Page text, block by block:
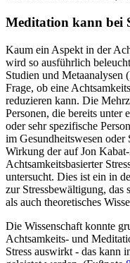
Meditation kann bei
Kaum ein Aspekt in der
wird so ausführlich
Studien und Metaanalysen
Frage, ob eine
reduzieren kann. Die
Personen, die bereits unter
oder sehr spezifische
im Gesundheitswesen
Wirkung der auf Jon
Achtsamkeitsbasierter
untersucht. Dies ist ein in
zur Stressbewältigung, das
als auch theoretisches
Die Wissenschaft konnte
Achtsamkeits- und
Stress auswirkt - das kann